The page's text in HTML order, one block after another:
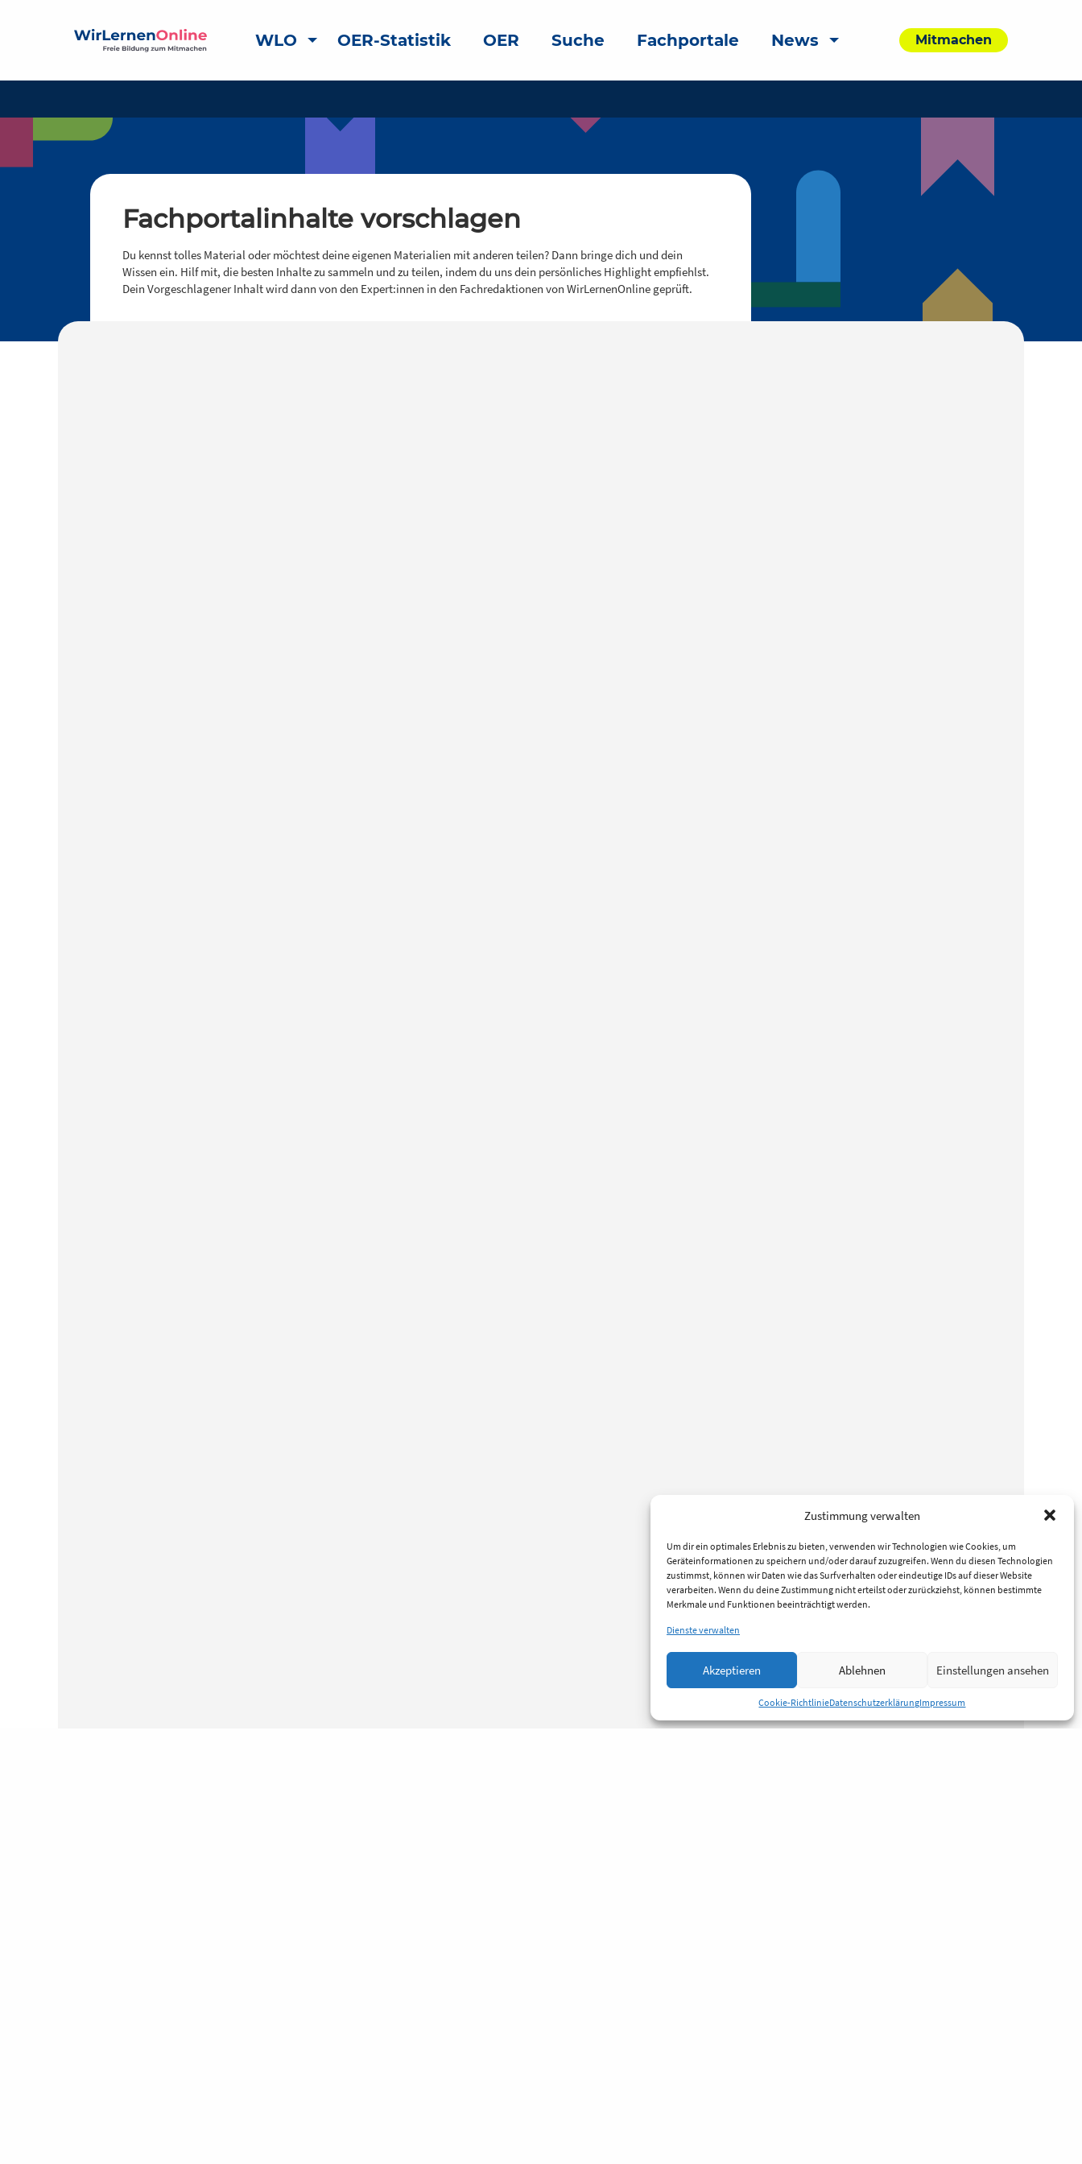
Zustimmung verwalten
Um dir ein optimales Erlebnis zu bieten, verwenden wir Technologien wie Cookies, um
Geräteinformationen zu speichern und/oder darauf zuzugreifen. Wenn du diesen Technologien
zustimmst, können wir Daten wie das Surfverhalten oder eindeutige IDs auf dieser Website
verarbeiten. Wenn du deine Zustimmung nicht erteilst oder zurückziehst, können bestimmte
Merkmale und Funktionen beeinträchtigt werden.
Dienste verwalten
Akzeptieren Ablehnen Einstellungen ansehen
Cookie-RichtlinieDatenschutzerklärungImpressum
WLO OER-Statistik OER Suche Fachportale News Mitmachen
Fachportalinhalte vorschlagen
Du kennst tolles Material oder möchtest deine eigenen Materialien mit anderen teilen? Dann bringe dich und dein
Wissen ein. Hilf mit, die besten Inhalte zu sammeln und zu teilen, indem du uns dein persönliches Highlight empfiehlst.
Dein Vorgeschlagener Inhalt wird dann von den Expert:innen in den Fachredaktionen von WirLernenOnline geprüft.